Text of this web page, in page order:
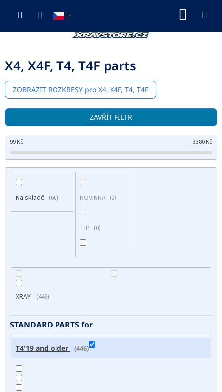
X4, X4F, T4, T4F parts
ZOBRAZIT ROZKRESY pro X4, X4F, T4, T4F
ZAVŘÍT FILTR
99Kč 3380Kč
Na skladě 60 NOVINKA 0
TIP 0
XRAY 446
STANDARD PARTS for
T4'19 and older 446
V
ý
s
p